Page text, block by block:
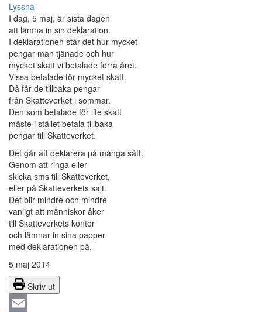
Lyssna
I dag, 5 maj, är sista dagen
att lämna in sin deklaration.
I deklarationen står det hur mycket
pengar man tjänade och hur
mycket skatt vi betalade förra året.
Vissa betalade för mycket skatt.
Då får de tillbaka pengar
från Skatteverket i sommar.
Den som betalade för lite skatt
måste i stället betala tillbaka
pengar till Skatteverket.
Det går att deklarera på många sätt.
Genom att ringa eller
skicka sms till Skatteverket,
eller på Skatteverkets sajt.
Det blir mindre och mindre
vanligt att människor åker
till Skatteverkets kontor
och lämnar in sina papper
med deklarationen på.
5 maj 2014
Skriv ut